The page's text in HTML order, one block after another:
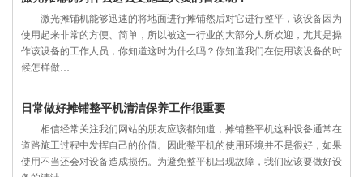
激光摊铺机能够迅速的将地面进行摊铺然后对它进行整平，该设备因为
使用起来非常的方便、简单，所以被这一行业的大部分人所欢迎，尤其是操
作该设备的工作人员，你知道这时为什么吗？你知道我们在使用该设备的时
候怎样做…
日常做好摊铺整平机清洁保养工作很重要
相信经常关注我们网站的朋友应该都知道，摊铺整平机这种设备通常在
道路施工过程中发挥自己的价值。因此整平机的使用环境并不是很好，如果
使用不当还会对设备造成损伤。为避免整平机出现故障，我们应该要做好设